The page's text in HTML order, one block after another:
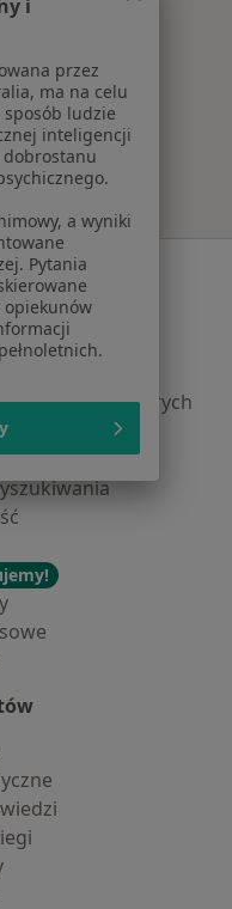
pacjentów
których
i
przez
ma na celu
ludzie
inteligencji
a wyniki
Pytania
opiekunów